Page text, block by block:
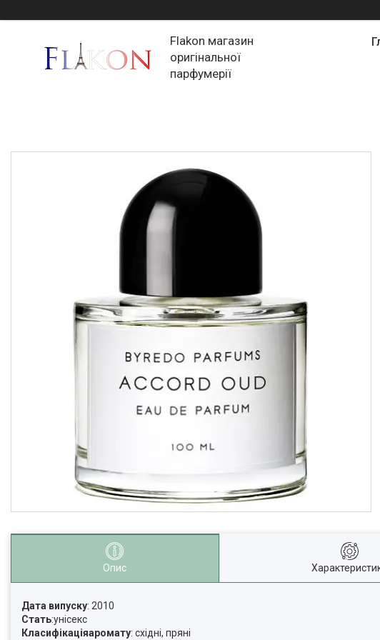
Flakon магазин
оригінальної
парфумерії
Опис
Дата випуску: 2010
Стать:унісекс
Класифікаціяаромату: східні, пряні